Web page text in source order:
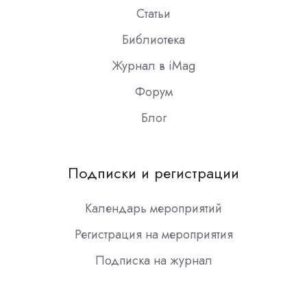
Статьи
Библиотека
Журнал в iMag
Форум
Блог
Подписки и регистрации
Календарь мероприятий
Регистрация на мероприятия
Подписка на журнал